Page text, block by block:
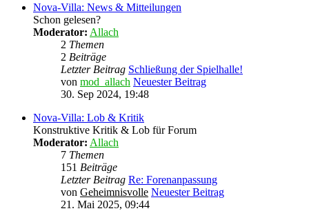
Nova-Villa: News & Mitteilungen
Schon gelesen?
Moderator: Allach
2 Themen
2 Beiträge
Letzter Beitrag Schließung der Spielhalle!
von mod_allach Neuester Beitrag
30. Sep 2024, 19:48
Nova-Villa: Lob & Kritik
Konstruktive Kritik & Lob für Forum
Moderator: Allach
7 Themen
151 Beiträge
Letzter Beitrag Re: Forenanpassung
von Geheimnisvolle Neuester Beitrag
21. Mai 2025, 09:44